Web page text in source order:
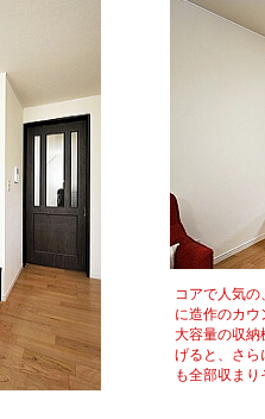
コアで人気
に造作のカウ
大容量の収納
げると、さら
も全部収まり